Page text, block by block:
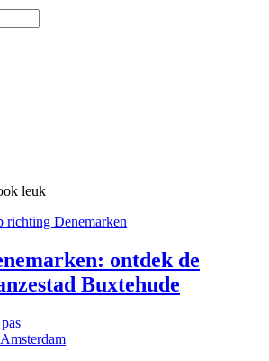
leuk
ontdek de
Buxtehude